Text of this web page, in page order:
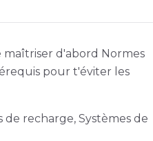
d'abord Normes
pour t'éviter les
de recharge, Systèmes de